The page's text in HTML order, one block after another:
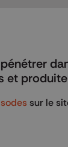
et
sur le